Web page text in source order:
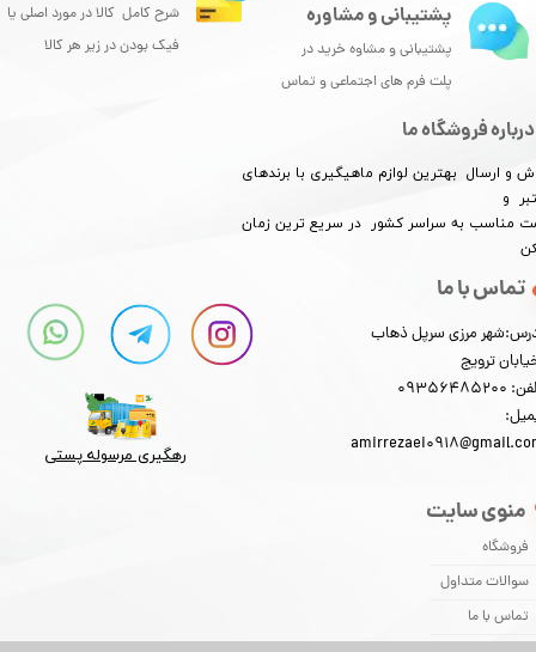
★★
درباره فروشگاه ما
و ارسال بهترین لوازم ماهیگیری با برندهای
و
مناسب به سراسر کشور در سریع ترین زمان
منوی سایت
فروشگاه
سوالات متداول
تماس با ما
تماس با ما
مرزی سرپل ذهاب
ترویج
پشتیبانی و مشاوره
پشتیبانی و مشاوه خرید در
پلت فرم های اجتماعی و تماس
شرح کامل کالا در مورد اصلی یا
فیک بودن در زیر هر کالا
رهگیری مرسوله پستی​​​​​​​